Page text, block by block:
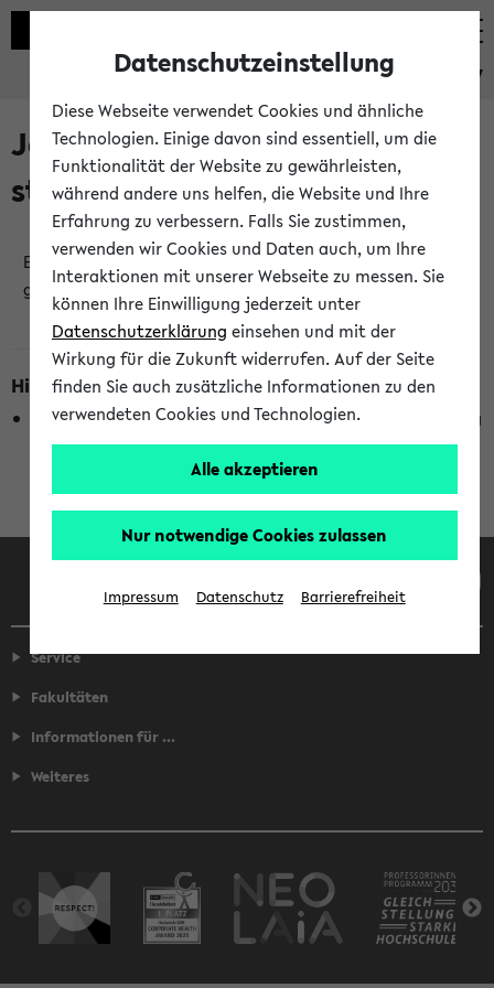
eKVV
Jetzt und in Kürze
stattfindende Veranstaltungen
Es wurden keine jetzt stattfindenden Veranstaltungen
gefunden!
Hinweise zur Liste
Die Anzeige ist semesterübergreifend und nicht abhängig
vom im eKVV gewählten Semester.
Facebook Instagram LinkedIn TikTok
Service
Fakultäten
Informationen für ...
Weiteres
Datenschutzeinstellung
Diese Webseite verwendet Cookies und ähnliche
Technologien. Einige davon sind essentiell, um die
Funktionalität der Website zu gewährleisten,
während andere uns helfen, die Website und Ihre
Erfahrung zu verbessern. Falls Sie zustimmen,
verwenden wir Cookies und Daten auch, um Ihre
Interaktionen mit unserer Webseite zu messen. Sie
können Ihre Einwilligung jederzeit unter
Datenschutzerklärung einsehen und mit der
Wirkung für die Zukunft widerrufen. Auf der Seite
finden Sie auch zusätzliche Informationen zu den
verwendeten Cookies und Technologien.
Alle akzeptieren
Nur notwendige Cookies zulassen
Impressum Datenschutz Barrierefreiheit